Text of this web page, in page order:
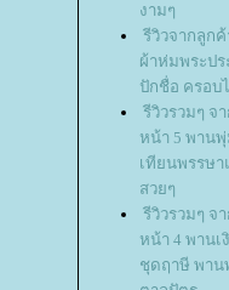
งามๆ
รีวิวจากลูก
ผ้าห่มพระป
ปักชื่อ ครอบ
รีวิวรวมๆ จ
หน้า 5 พาน
เทียนพรรษ
สวยๆ
รีวิวรวมๆ จ
หน้า 4 พาน
ชุดฤาษี พาน